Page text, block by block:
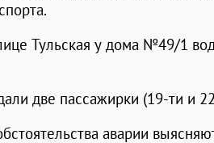
Тульская у дома №49/1
две пассажирки (19-ти и
аварии